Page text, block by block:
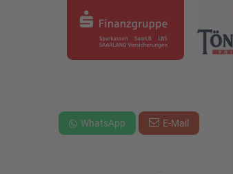
WhatsApp E-Mail